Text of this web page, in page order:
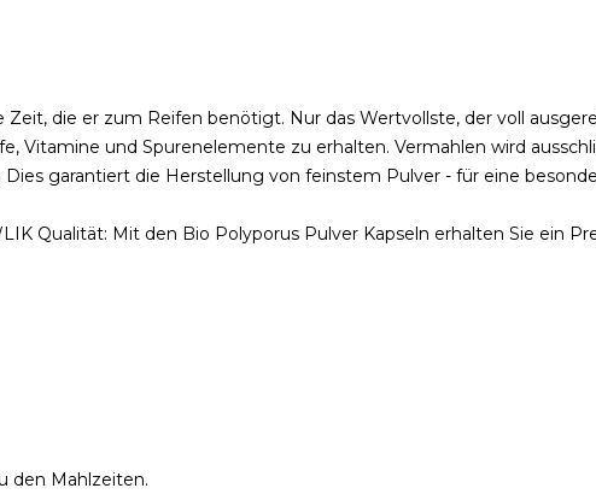
die er zum Reifen benötigt. Nur das Wertvollste, der voll
Vitamine und Spurenelemente zu erhalten. Vermahlen wird
garantiert die Herstellung von feinstem Pulver - für eine
Qualität: Mit den Bio Polyporus Pulver Kapseln erhalten Sie ein
den Mahlzeiten.